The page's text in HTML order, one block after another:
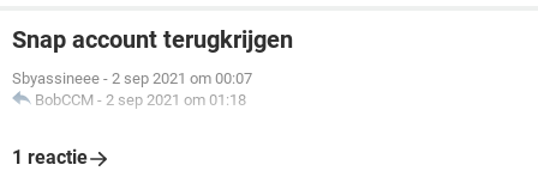
Snap account terugkrijgen
Sbyassineee - 2 sep 2021 om 00:07
BobCCM - 2 sep 2021 om 01:18
1 reactie